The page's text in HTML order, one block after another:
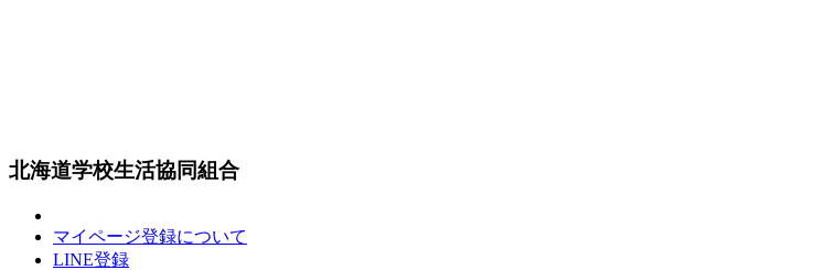
北海道学校生活協同組合
マイページ登録について
LINE登録